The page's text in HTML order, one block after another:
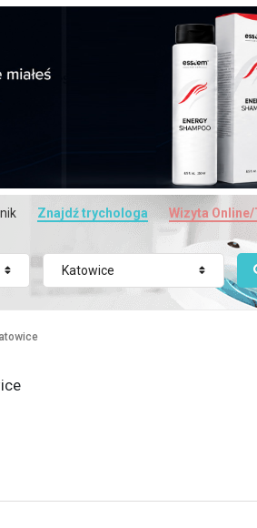
Znajdź trychologa Wizyta
Katowice